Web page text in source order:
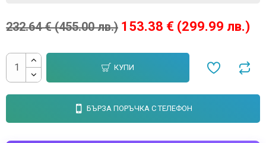
153.38 € (299.99 лв.)
232.64 € (455.00 лв.)
КУПИ
БЪРЗА ПОРЪЧКА С ТЕЛЕФОН